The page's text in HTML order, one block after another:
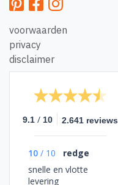
voorwaarden
privacy
disclaimer
9.1 / 10 2.641 reviews
10 / 10
redge
snelle en vlotte
levering